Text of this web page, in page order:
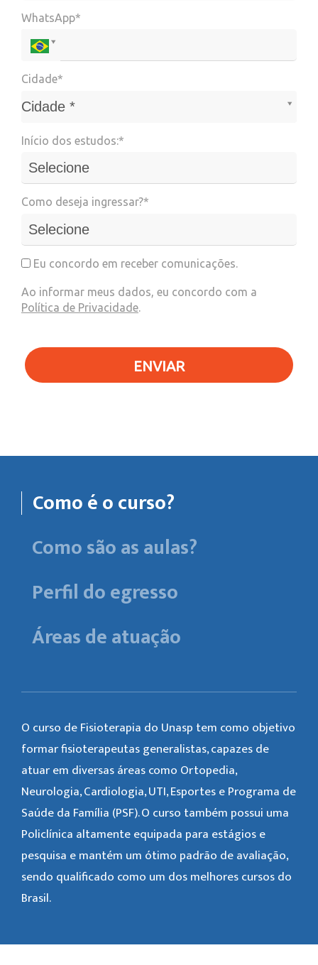
WhatsApp*
Cidade*
Cidade *
Cidade*
Início dos estudos:*
Como deseja ingressar?*
Eu concordo em receber comunicações.
Ao informar meus dados, eu concordo com a
Política de Privacidade.
ENVIAR
Como é o curso?
Como são as aulas?
Perfil do egresso
Áreas de atuação
O curso de Fisioterapia do Unasp tem como objetivo
formar fisioterapeutas generalistas, capazes de
atuar em diversas áreas como Ortopedia,
Neurologia, Cardiologia, UTI, Esportes e Programa de
Saúde da Família (PSF). O curso também possui uma
Policlínica altamente equipada para estágios e
pesquisa e mantém um ótimo padrão de avaliação,
sendo qualificado como um dos melhores cursos do
Brasil.